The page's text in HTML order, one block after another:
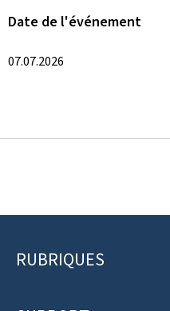
Date de l'événement
07.07.2026
P
RUBRIQUES